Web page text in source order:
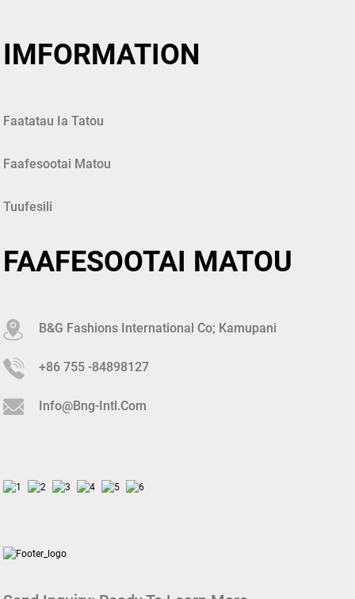
IMFORMATION
Faatatau Ia Tatou
Faafesootai Matou
Tuufesili
FAAFESOOTAI MATOU
B&G Fashions International Co; Kamupani
+86 755 -84898127
Info@bng-Intl.com